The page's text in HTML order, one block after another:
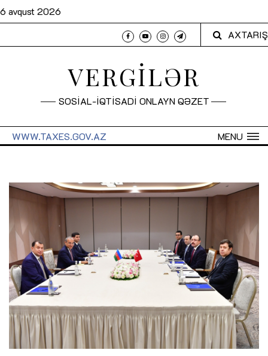
6 avqust 2026
AXTARIŞ
VERGİLƏR
SOSİAL-İQTİSADİ ONLAYN QƏZET
MENU
WWW.TAXES.GOV.AZ